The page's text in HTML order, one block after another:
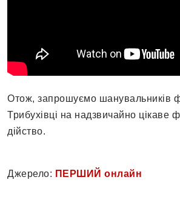
Отож, запрошуємо шанувальників
Трибухівці на надзвичайно цікаве
дійство.
Джерело: ПЕРШИЙ онлайн